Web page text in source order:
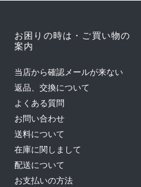
お困りの時は・ご買い物の
案内
当店から確認メールが来ない
返品、交換について
よくある質問
お問い合わせ
送料について
在庫に関しまして
配送について
お支払いの方法